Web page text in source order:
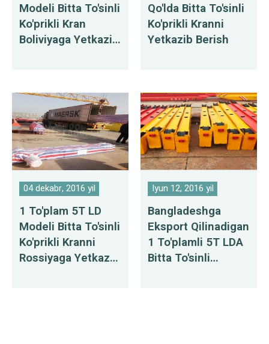
Modeli Bitta To'sinli
Ko'prikli Kran
Boliviyaga Yetkazib
Qo'lda Bitta To'sinli
Ko'prikli Kranni
Yetkazib Berish
04 dekabr, 2016 yil
1 To'plam 5T LD
Modeli Bitta To'sinli
Ko'prikli Kranni
Rossiyaga Yetkazib
Iyun 12, 2016 yil
Bangladeshga
Eksport Qilinadigan
1 To'plamli 5T LDA
Bitta To'sinli